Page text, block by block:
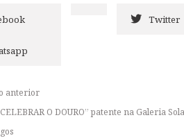
Twitter
anterior
O DOURO” patente na Galeria